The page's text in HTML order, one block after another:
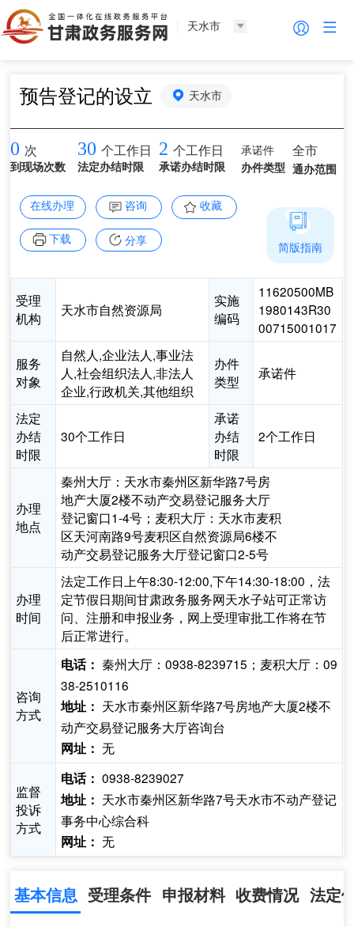
天水市
预告登记的设立 天水市
0 次
到现场次数
30 个工作日
法定办结时限
2 个工作日
承诺办结时限
承诺件
办件类型
全市
通办范围
在线办理 咨询 收藏
下载 分享
受理
机构
天水市自然资源局
实施
编码
11620500MB
1980143R30
00715001017
服务
对象
自然人,企业法人,事业法
人,社会组织法人,非法人
企业,行政机关,其他组织
办件
类型
承诺件
法定
办结
时限
30个工作日
承诺
办结
时限
2个工作日
办理
地点
秦州大厅：天水市秦州区新华路7号房
地产大厦2楼不动产交易登记服务大厅
登记窗口1-4号；麦积大厅：天水市麦积
区天河南路9号麦积区自然资源局6楼不
动产交易登记服务大厅登记窗口2-5号
办理
时间
法定工作日上午8:30-12:00,下午14:30-18:00，法
定节假日期间甘肃政务服务网天水子站可正常访
问、注册和申报业务，网上受理审批工作将在节
后正常进行。
咨询
方式
电话： 秦州大厅：0938-8239715；麦积大厅：09
38-2510116
地址： 天水市秦州区新华路7号房地产大厦2楼不
动产交易登记服务大厅咨询台
网址： 无
监督
投诉
方式
电话： 0938-8239027
地址： 天水市秦州区新华路7号天水市不动产登记
事务中心综合科
网址： 无
简版指南
基本信息 受理条件 申报材料 收费情况 法定